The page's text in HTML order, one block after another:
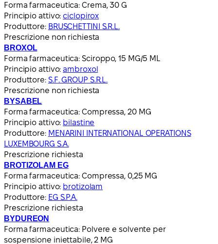
Forma farmaceutica: Crema, 30 G
Principio attivo: ciclopirox
Produttore: BRUSCHETTINI S.R.L.
Prescrizione non richiesta
BROXOL
Forma farmaceutica: Sciroppo, 15 MG/5 ML
Principio attivo:ambroxol
Produttore: S.F. GROUP S.R.L.
Prescrizione non richiesta
BYSABEL
Forma farmaceutica: Compressa, 20 MG
Principio attivo: bilastine
Produttore: MENARINI INTERNATIONAL OPERATIONS
LUXEMBOURG S.A.
Prescrizione richiesta
BROTIZOLAM EG
Forma farmaceutica: Compressa, 0,25 MG
Principio attivo: brotizolam
Produttore: EG S.P.A.
Prescrizione richiesta
BYDUREON
Forma farmaceutica: Polvere e solvente per
sospensione iniettabile, 2 MG